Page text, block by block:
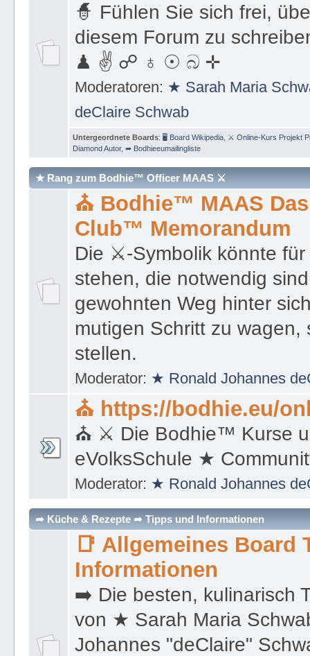
🧙 Fühlen Sie sich frei,
diesem Forum zu
♟ ✌ ☍ ♁ ☉ බ ✛
Moderatoren: ★ Sarah Maria
deClaire Schwab
Untergeordnete Boards: 🖥 Board Wikipedia, ⚔ Online-Kurs Projekt
Diamond Autor, ➦ Bodhieeumailingliste
★ Rang zum Bodhie™ Officer MAAS ⚔
⛪ Bodhie™ MAAS
Club™ Memorandum
Die ⚔-Symbolik könnte
stehen, die notwendig
gewohnten Weg hinter
mutigen Schritt zu wagen,
stellen.
Moderator: ★ Ronald Johannes
⛪ https://bodhie.eu/
⛪ ⚔ Die Bodhie™ Kurse
eVolksSchule ★
Moderator: ★ Ronald Johannes
➦ Küche & Rezepte ➦ Tipps und Informationen
📑 Allgemeines Board
Informationen
➡️ Die besten, kulinarisch
von ★ Sarah Maria
Johannes "deClaire"